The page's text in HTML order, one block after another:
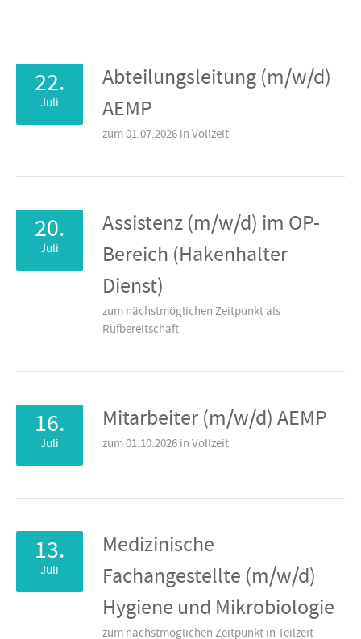
22.
Juli
Abteilungsleitung (m/w/d)
AEMP
zum 01.07.2026 in Vollzeit
20.
Juli
Assistenz (m/w/d) im OP-
Bereich (Hakenhalter
Dienst)
zum nächstmöglichen Zeitpunkt als
Rufbereitschaft
16.
Juli
Mitarbeiter (m/w/d) AEMP
zum 01.10.2026 in Vollzeit
13.
Juli
Medizinische
Fachangestellte (m/w/d)
Hygiene und Mikrobiologie
zum nächstmöglichen Zeitpunkt in Teilzeit